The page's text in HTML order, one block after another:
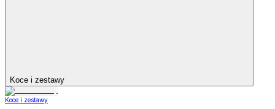
Koce i zestawy
Koce i zestawy